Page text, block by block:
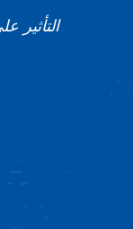
التأثير